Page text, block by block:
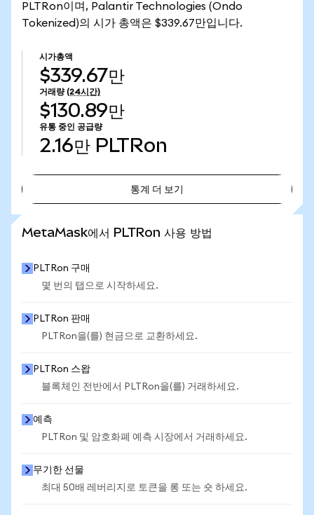
PLTRon이며, Palantir Technologies (Ondo
Tokenized)의 시가 총액은 $339.67만입니다.
시가총액
$339.67만
거래량 (24시간)
$130.89만
유통 중인 공급량
2.16만 PLTRon
통계 더 보기
MetaMask에서 PLTRon 사용 방법
PLTRon 구매
몇 번의 탭으로 시작하세요.
PLTRon 판매
PLTRon을(를) 현금으로 교환하세요.
PLTRon 스왑
블록체인 전반에서 PLTRon을(를) 거래하세요.
예측
PLTRon 및 암호화폐 예측 시장에서 거래하세요.
무기한 선물
최대 50배 레버리지로 토큰을 롱 또는 숏 하세요.